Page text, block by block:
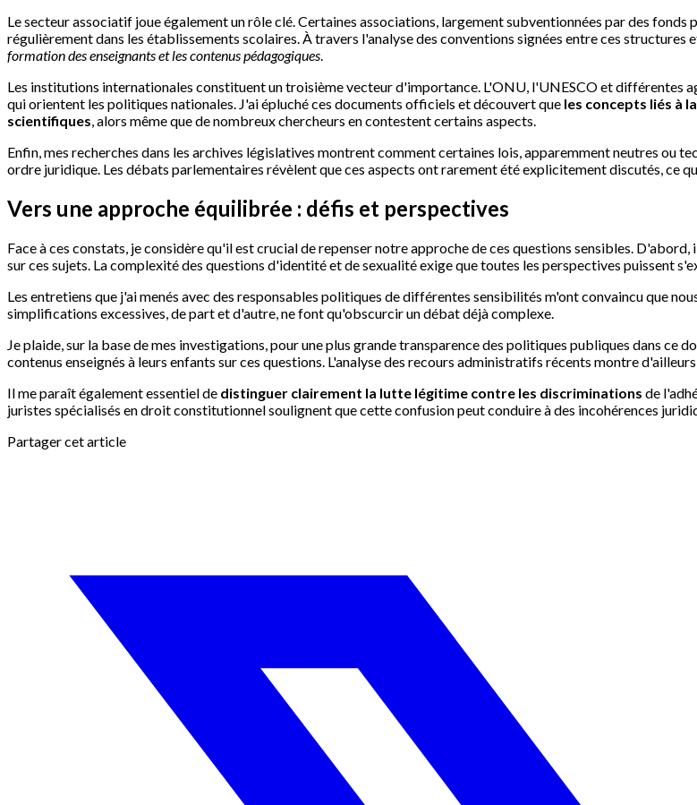
Le secteur associatif joue également un rôle clé. Certaines associations, largement subventionnées par des
régulièrement dans les établissements scolaires. À travers l'analyse des conventions signées entre ces structures
formation des enseignants et les contenus pédagogiques.
Les institutions internationales constituent un troisième vecteur d'importance. L'ONU, l'UNESCO et différentes
qui orientent les politiques nationales. J'ai épluché ces documents officiels et découvert que les concepts liés à
scientifiques, alors même que de nombreux chercheurs en contestent certains aspects.
Enfin, mes recherches dans les archives législatives montrent comment certaines lois, apparemment neutres ou
ordre juridique. Les débats parlementaires révèlent que ces aspects ont rarement été explicitement discutés, ce
Vers une approche équilibrée : défis et perspectives
Face à ces constats, je considère qu'il est crucial de repenser notre approche de ces questions sensibles. D'abord,
sur ces sujets. La complexité des questions d'identité et de sexualité exige que toutes les perspectives puissent
Les entretiens que j'ai menés avec des responsables politiques de différentes sensibilités m'ont convaincu que
simplifications excessives, de part et d'autre, ne font qu'obscurcir un débat déjà complexe.
Je plaide, sur la base de mes investigations, pour une plus grande transparence des politiques publiques dans ce
contenus enseignés à leurs enfants sur ces questions. L'analyse des recours administratifs récents montre
Il me paraît également essentiel de distinguer clairement la lutte légitime contre les discriminations de
juristes spécialisés en droit constitutionnel soulignent que cette confusion peut conduire à des incohérences
Partager cet article